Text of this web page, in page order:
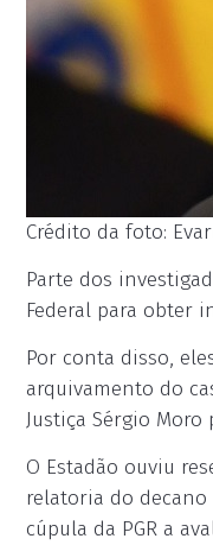
Crédito da foto:
Parte dos
Federal para obter
Por conta disso,
arquivamento do
Justiça Sérgio
O Estadão ouviu
relatoria do decano
cúpula da PGR a